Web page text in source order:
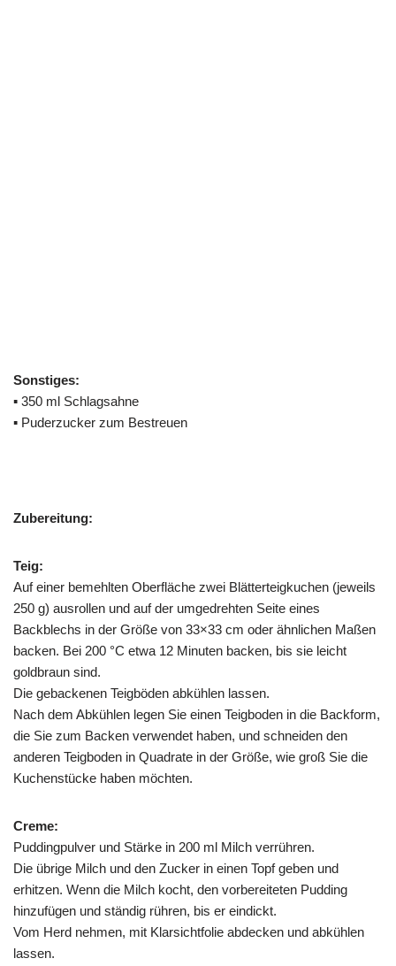
Sonstiges:
▪ 350 ml Schlagsahne
▪ Puderzucker zum Bestreuen
Zubereitung:
Teig:
Auf einer bemehlten Oberfläche zwei Blätterteigkuchen (jeweils
250 g) ausrollen und auf der umgedrehten Seite eines
Backblechs in der Größe von 33×33 cm oder ähnlichen Maßen
backen. Bei 200 °C etwa 12 Minuten backen, bis sie leicht
goldbraun sind.
Die gebackenen Teigböden abkühlen lassen.
Nach dem Abkühlen legen Sie einen Teigboden in die Backform,
die Sie zum Backen verwendet haben, und schneiden den
anderen Teigboden in Quadrate in der Größe, wie groß Sie die
Kuchenstücke haben möchten.
Creme:
Puddingpulver und Stärke in 200 ml Milch verrühren.
Die übrige Milch und den Zucker in einen Topf geben und
erhitzen. Wenn die Milch kocht, den vorbereiteten Pudding
hinzufügen und ständig rühren, bis er eindickt.
Vom Herd nehmen, mit Klarsichtfolie abdecken und abkühlen
lassen.